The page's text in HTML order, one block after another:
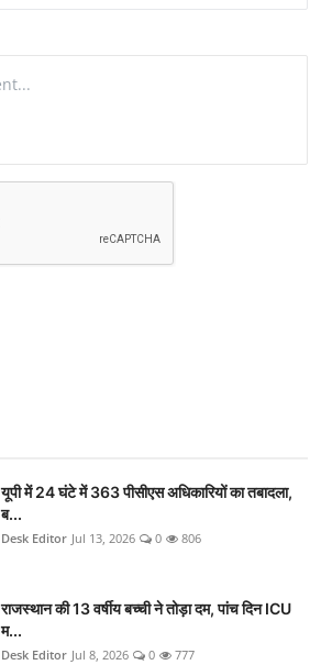
यूपी में 24 घंटे में 363 पीसीएस अधिकारियों का तबादला,
ब...
Desk Editor Jul 13, 2026 0 806
राजस्थान की 13 वर्षीय बच्ची ने तोड़ा दम, पांच दिन ICU
म...
Desk Editor Jul 8, 2026 0 777